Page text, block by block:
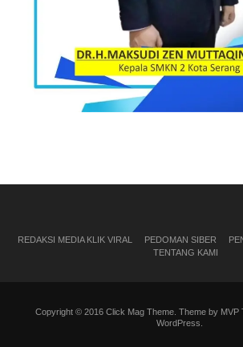
REDAKSI MEDIA KLIK VIRAL PEDOMAN SIBER
TENTANG KAMI
Copyright © 2016 Click Mag Theme. Theme by MVP
WordPress.